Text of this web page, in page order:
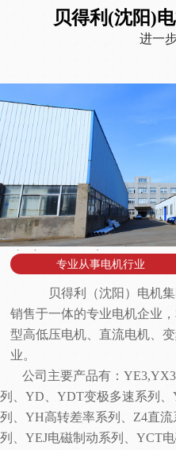
贝得利(沈阳)
进一
专注网络推广
专业从事电机行业
贝得利（沈阳）电机
销售于一体的专业电机企业
型高低压电机、直流电机、
业。
公司主要产品有：
列、YD、YDT变极多速系列
列、YH高转差率系列、Z4直
列、YEJ电磁制动系列、YCT